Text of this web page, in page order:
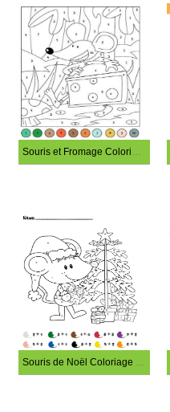
Souris et Fromage Coloriage Magique
Souris de Noël Coloriage Magique